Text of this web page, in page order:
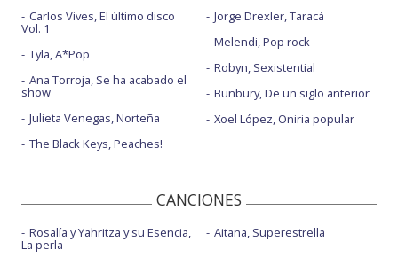
Carlos Vives, El último disco
Vol. 1
Tyla, A*Pop
Ana Torroja, Se ha acabado el
show
Julieta Venegas, Norteña
The Black Keys, Peaches!
Jorge Drexler, Taracá
Melendi, Pop rock
Robyn, Sexistential
Bunbury, De un siglo anterior
Xoel López, Oniria popular
CANCIONES
Rosalía y Yahritza y su Esencia,
La perla
Aitana, Superestrella